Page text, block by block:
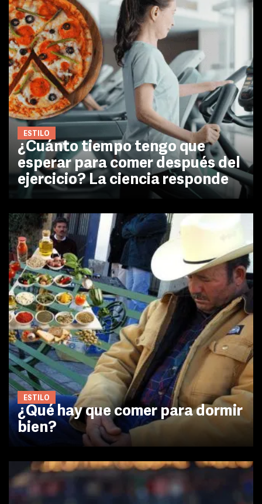
ESTILO
¿Cuánto tiempo tengo que
esperar para comer después del
ejercicio? La ciencia responde
ESTILO
¿Qué hay que comer para dormir
bien?